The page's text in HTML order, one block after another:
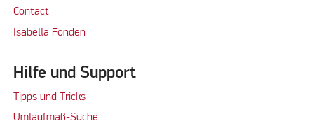
Contact
Isabella Fonden
Hilfe und Support
Tipps und Tricks
Umlaufmaß-Suche